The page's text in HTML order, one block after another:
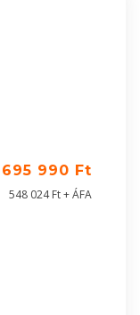
695 990 Ft
548 024 Ft + ÁFA